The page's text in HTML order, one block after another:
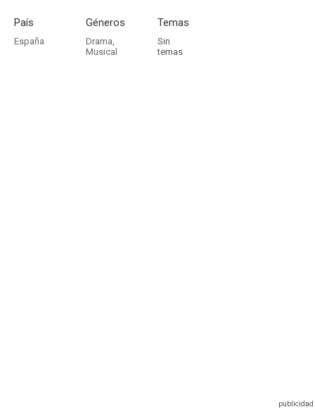
País
España
Géneros
Drama,
Musical
Temas
Sin
temas